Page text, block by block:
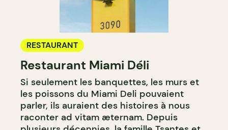
RESTAURANT
Restaurant Miami Déli
Si seulement les banquettes, les murs et
les poissons du Miami Deli pouvaient
parler, ils auraient des histoires à nous
raconter ad vitam æternam. Depuis